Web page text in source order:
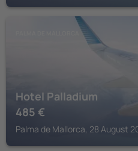
Hotel Palladium
485 €
Palma de Mallorca, 28 August